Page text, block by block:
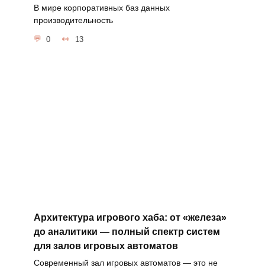
В мире корпоративных баз данных
производительность
0 13
Архитектура игрового хаба: от «железа»
до аналитики — полный спектр систем
для залов игровых автоматов
Современный зал игровых автоматов — это не